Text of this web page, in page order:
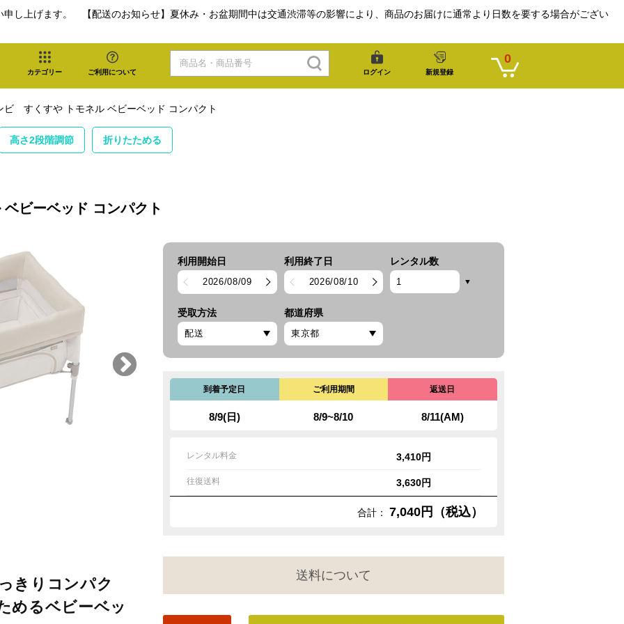
し上げます。 【配送のお知らせ】夏休み・お盆期間中は交通渋滞等の影響により、商品のお届けに通常より日数を要する場合がござい
カテゴリー ご利用について ログイン 新規登録
0
ビ すくすや トモネル ベビーベッド コンパクト
高さ2段階調節 折りたためる
ビーベッド コンパクト
きりコンパク
めるベビーベッ
利用開始日
2026/08/09
利用終了日
2026/08/10
レンタル数
受取方法 都道府県
到着予定日
8/9(日)
ご利用期間
8/9~8/10
返送日
8/11(AM)
レンタル料金 3,410円
往復送料 3,630円
合計： 7,040円（税込）
送料について